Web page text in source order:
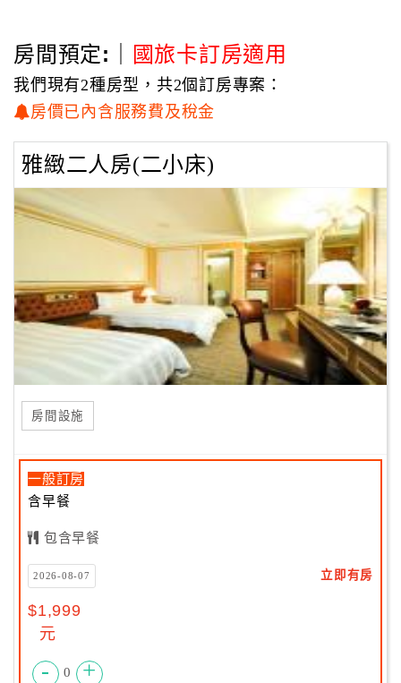
區，其泉為地下水，鑽取即成溫泉，水量特豐，因此，此處
飯店、浴室林立，冠于蘭陽，故有「溫泉鄉」之稱。
助，如常浸泡效益更佳。
房間預定:｜ 國旅卡訂房適用
我們現有2種房型，共2個訂房專案：
房價已內含服務費及稅金
雅緻二人房(二小床)
房間設施
一般訂房
含早餐
包含早餐
2026-08-07 立即有房
$1,999
元
- 0 +